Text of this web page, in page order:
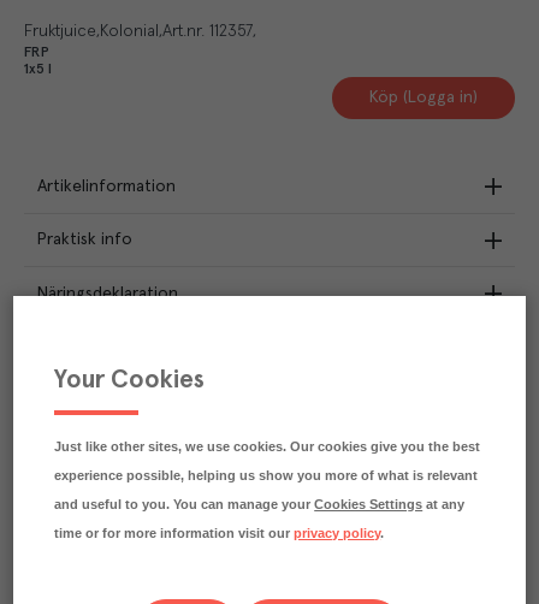
Fruktjuice Kolonial Art.nr. 112357
FRP
1x5 l
Köp (Logga in)
Artikelinformation
Praktisk info
Näringsdeklaration
CO₂e/kg
Varje kilo av varan påverkar klimatet motsvarande
Läs mer om hur vi beräknar klimatavtryck
Your Cookies
Just like other sites, we use cookies. Our cookies give you the best
experience possible, helping us show you more of what is relevant
and useful to you. You can manage yourCookies Settings at any
time or for more information visit ourprivacy policy.